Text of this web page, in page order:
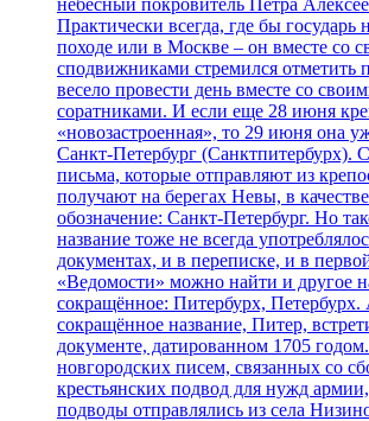
Практически всегда, где бы государь
походе или в Москве – он вместе со
сподвижниками стремился отметить
весело провести день вместе со
соратниками. И если еще 28 июня
«новозастроенная», то 29 июня она
Санкт-Петербург (Санктпитербурх).
письма, которые отправляют из
получают на берегах Невы, в
обозначение: Санкт-Петербург. Но
название тоже не всегда
документах, и в переписке, и в
«Ведомости» можно найти и другое
сокращённое: Питербурх, Петербурх.
сокращённое название, Питер,
документе, датированном 1705
новгородских писем, связанных со
крестьянских подвод для нужд
подводы отправлялись из села